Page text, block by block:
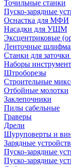
Точильные станки
Пуско-зарядные
Оснастка для МФИ
Насадки для УШМ
Эксцентриковые
Ленточные
Станки для
Наборы
Штроборезы
Строительные
Отбойные молотки
Заклепочники
Пилы сабельные
Граверы
Дрели
Шуруповерты и
Зарядные
Пуско-зарядные
Пуско-зарядные